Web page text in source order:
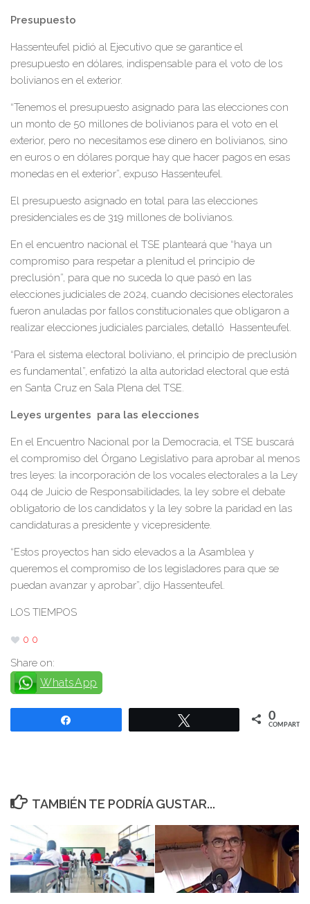
Presupuesto
Hassenteufel pidió al Ejecutivo que se garantice el
presupuesto en dólares, indispensable para el voto de los
bolivianos en el exterior.
“Tenemos el presupuesto asignado para las elecciones con
un monto de 50 millones de bolivianos para el voto en el
exterior, pero no necesitamos ese dinero en bolivianos, sino
en euros o en dólares porque hay que hacer pagos en esas
monedas en el exterior”, expuso Hassenteufel.
El presupuesto asignado en total para las elecciones
presidenciales es de 319 millones de bolivianos.
En el encuentro nacional el TSE planteará que “haya un
compromiso para respetar a plenitud el principio de
preclusión”, para que no suceda lo que pasó en las
elecciones judiciales de 2024, cuando decisiones electorales
fueron anuladas por fallos constitucionales que obligaron a
realizar elecciones judiciales parciales, detalló Hassenteufel.
“Para el sistema electoral boliviano, el principio de preclusión
es fundamental”, enfatizó la alta autoridad electoral que está
en Santa Cruz en Sala Plena del TSE.
Leyes urgentes para las elecciones
En el Encuentro Nacional por la Democracia, el TSE buscará
el compromiso del Órgano Legislativo para aprobar al menos
tres leyes: la incorporación de los vocales electorales a la Ley
044 de Juicio de Responsabilidades, la ley sobre el debate
obligatorio de los candidatos y la ley sobre la paridad en las
candidaturas a presidente y vicepresidente.
“Estos proyectos han sido elevados a la Asamblea y
queremos el compromiso de los legisladores para que se
puedan avanzar y aprobar”, dijo Hassenteufel.
LOS TIEMPOS
0 0
Share on:
WhatsApp
0
COMPARTIR
TAMBIÉN TE PODRÍA GUSTAR...